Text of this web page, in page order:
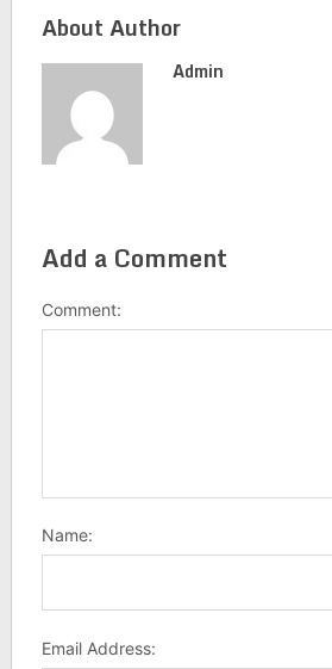
About Author
Admin
Add a Comment
Comment:
Name:
Email Address: